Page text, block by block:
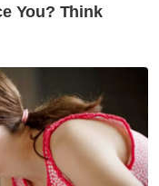
serupa di
Malaysia
telah
bagi
tersebut